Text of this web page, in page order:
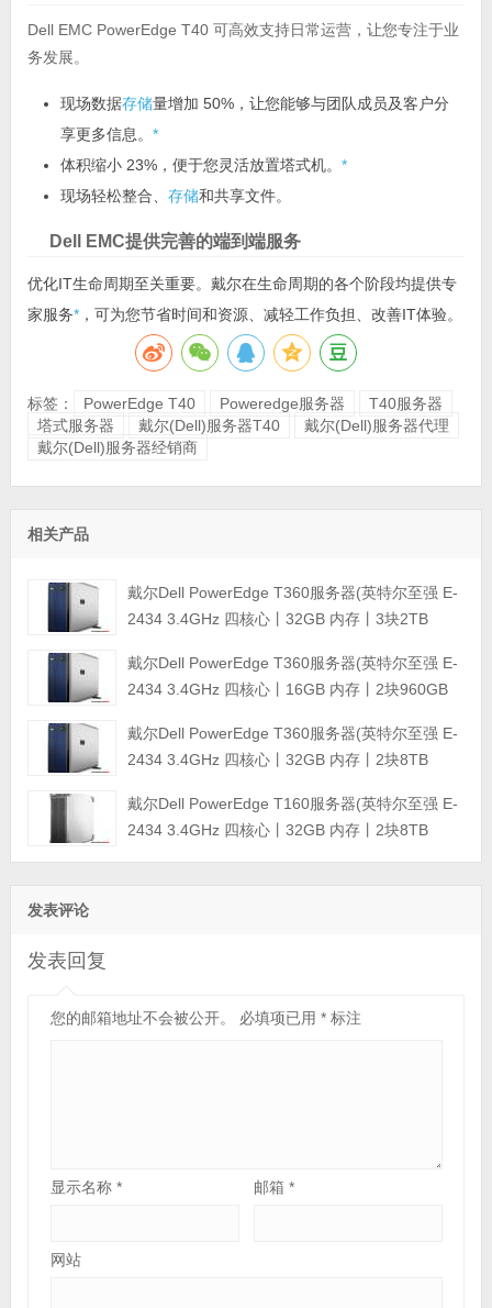
Dell EMC PowerEdge T40 可高效支持日常运营，让您专注于业
务发展。
现场数据存储量增加 50%，让您能够与团队成员及客户分
享更多信息。 *
体积缩小 23%，便于您灵活放置塔式机。 *
现场轻松整合、 存储和共享文件。
Dell EMC提供完善的端到端服务
优化IT生命周期至关重要。戴尔在生命周期的各个阶段均提供专
家服务*，可为您节省时间和资源、减轻工作负担、改善IT体验。
标签： PowerEdge T40 Poweredge服务器
T40服务器
塔式服务器
戴尔(Dell)服务器T40
戴尔(Dell)服务器代理
戴尔(Dell)服务器经销商
相关产品
戴尔Dell PowerEdge T360服务器(英特尔至强 E-
2434 3.4GHz 四核心丨32GB 内存丨3块2TB
戴尔Dell PowerEdge T360服务器(英特尔至强 E-
2434 3.4GHz 四核心丨16GB 内存丨2块960GB
戴尔Dell PowerEdge T360服务器(英特尔至强 E-
2434 3.4GHz 四核心丨32GB 内存丨2块8TB
戴尔Dell PowerEdge T160服务器(英特尔至强 E-
2434 3.4GHz 四核心丨32GB 内存丨2块8TB
发表评论
发表回复
您的邮箱地址不会被公开。 必填项已用 *标注
显示名称 * 邮箱*
网站